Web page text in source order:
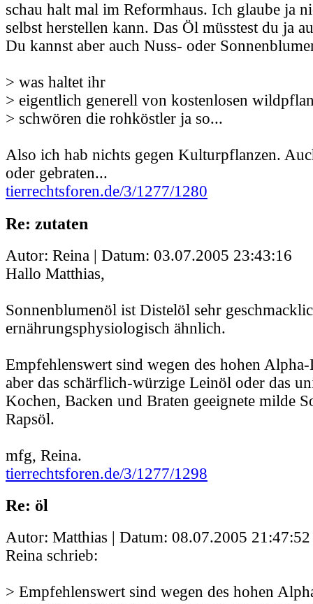
schau halt mal im Reformhaus. Ich glaube ja
selbst herstellen kann. Das Öl müsstest du ja
Du kannst aber auch Nuss- oder
> was haltet ihr
> eigentlich generell von kostenlosen
> schwören die rohköstler ja so...
Also ich hab nichts gegen Kulturpflanzen.
oder gebraten...
tierrechtsforen.de/3/1277/1280
Re: zutaten
Autor: Reina | Datum: 03.07.2005 23:43:16
Hallo Matthias,
Sonnenblumenöl ist Distelöl sehr
ernährungsphysiologisch ähnlich.
Empfehlenswert sind wegen des hohen
aber das schärflich-würzige Leinöl oder das
Kochen, Backen und Braten geeignete milde
Rapsöl.
mfg, Reina.
tierrechtsforen.de/3/1277/1298
Re: öl
Autor: Matthias | Datum: 08.07.2005 21:47:52
Reina schrieb:
> Empfehlenswert sind wegen des hohen